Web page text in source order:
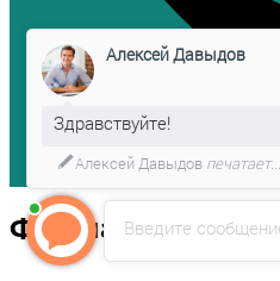
Форма обратной
Введите
Алексей Давыдов
Здравствуйте!
Алексей Давыдов печатает...